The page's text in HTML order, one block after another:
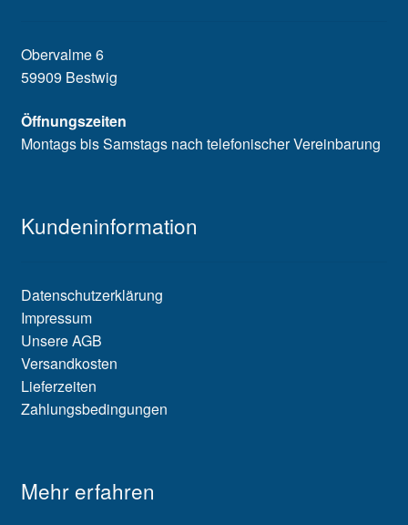
Obervalme 6
59909 Bestwig
Öffnungszeiten
Montags bis Samstags nach telefonischer Vereinbarung
Kundeninformation
Datenschutzerklärung
Impressum
Unsere AGB
Versandkosten
Lieferzeiten
Zahlungsbedingungen
Mehr erfahren